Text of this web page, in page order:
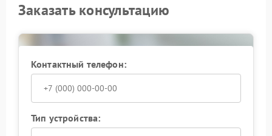
Заказать консультацию
Контактный телефон:
Тип устройства: